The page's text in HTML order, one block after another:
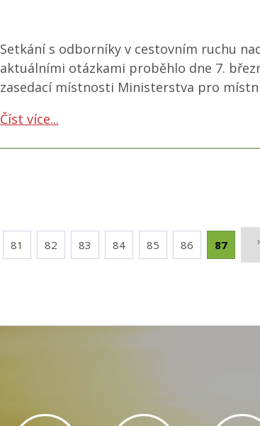
Setkání s odborníky v cestovním ruchu
aktuálními otázkami proběhlo dne 7.
zasedací místnosti Ministerstva pro
Číst více...
81 82 83 84 85 86 87 ›